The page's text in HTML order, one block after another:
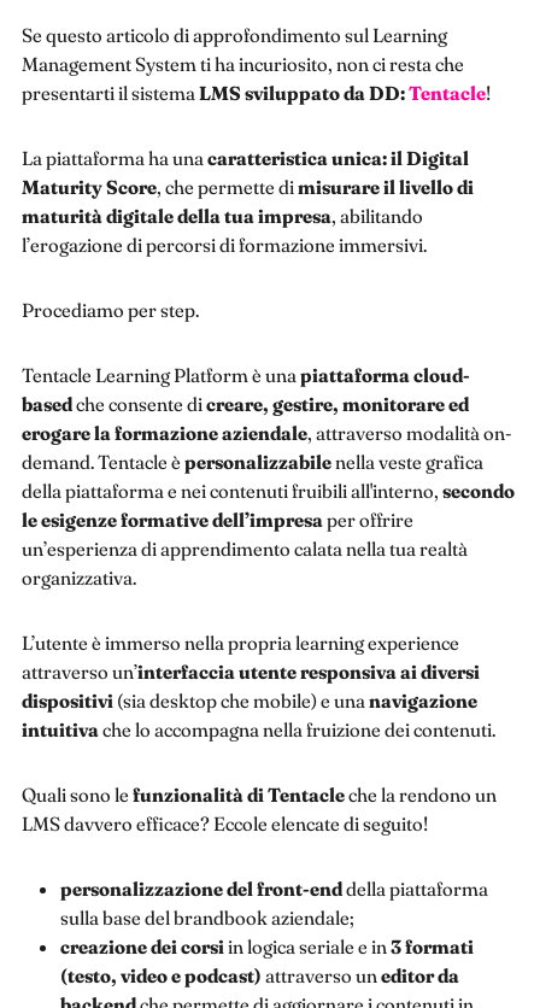
Se questo articolo di approfondimento sul Learning
Management System ti ha incuriosito, non ci resta che
presentarti il sistemaLMS sviluppato da DD:Tentacle!
La piattaforma ha unacaratteristica unica: il Digital
Maturity Score, che permette dimisurare il livello di
maturità digitale della tua impresa, abilitando
l’erogazione di percorsi di formazione immersivi.
Procediamo per step.
Tentacle Learning Platform è unapiattaforma cloud-
basedche consente dicreare, gestire, monitorare ed
erogare la formazione aziendale, attraverso modalità on-
demand. Tentacle è personalizzabilenella veste grafica
della piattaforma e nei contenuti fruibili all'interno, secondo
le esigenze formative dell’impresaper offrire
un’esperienza di apprendimento calata nella tua realtà
organizzativa.
L’utente è immerso nella propria learning experience
attraverso un’interfaccia utente responsiva ai diversi
dispositivi (sia desktop che mobile) e unanavigazione
intuitivache lo accompagna nella fruizione dei contenuti.
Quali sono le funzionalità di Tentacleche la rendono un
LMS davvero efficace? Eccole elencate di seguito!
personalizzazione del front-enddella piattaforma
sulla base del brandbook aziendale;
creazione dei corsiin logica seriale e in3 formati
(testo, video e podcast) attraverso uneditor da